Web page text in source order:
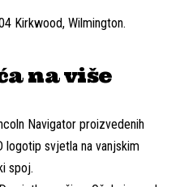
Kirkwood, Wilmington.
na više
Navigator proizvedenih
logotip svjetla na vanjskim
spoj.